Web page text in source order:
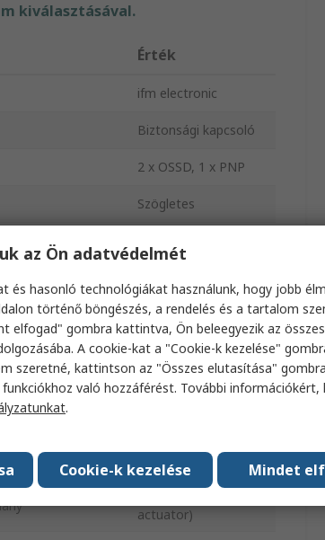
kiválasztásával.
Érték
ifm electronic
Biztonsági kapcsoló
2 x OSSD, 1 x PNP
Szögletes
RFID
RFID
40, 700mA
actuator)
az Ön adatvédelmét
és hasonló technológiákat használunk, hogy jobb
történő böngészés, a rendelés és a tartalom
elfogad" gombra kattintva, Ön beleegyezik az összes
A cookie-kat a "Cookie-k kezelése"
szeretné, kattintson az "Összes elutasítása"
való hozzáférést. További információkért,
.
Mindet
Cookie-k kezelése